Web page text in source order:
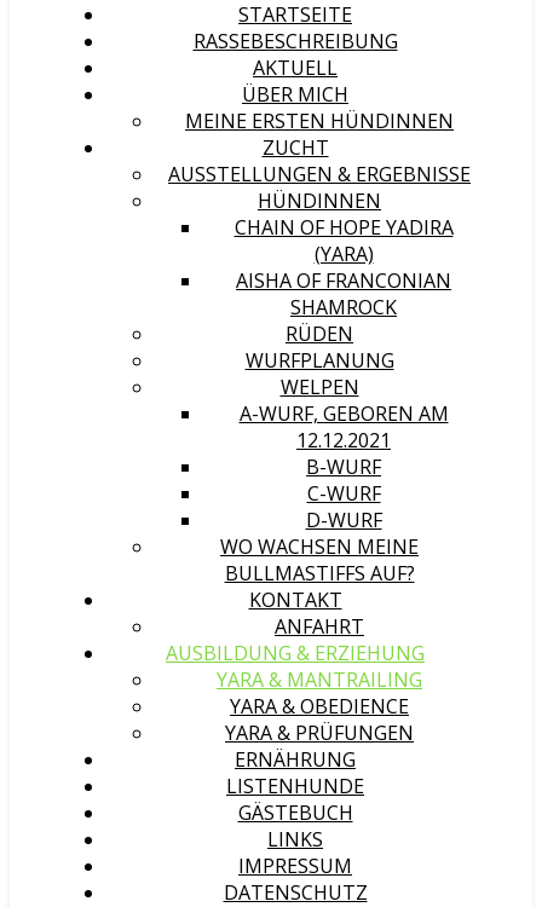
STARTSEITE
RASSEBESCHREIBUNG
AKTUELL
ÜBER MICH
MEINE ERSTEN HÜNDINNEN
ZUCHT
AUSSTELLUNGEN & ERGEBNISSE
HÜNDINNEN
CHAIN OF HOPE YADIRA
(YARA)
AISHA OF FRANCONIAN
SHAMROCK
RÜDEN
WURFPLANUNG
WELPEN
A-WURF, GEBOREN AM
12.12.2021
B-WURF
C-WURF
D-WURF
WO WACHSEN MEINE
BULLMASTIFFS AUF?
KONTAKT
ANFAHRT
AUSBILDUNG & ERZIEHUNG
YARA & MANTRAILING
YARA & OBEDIENCE
YARA & PRÜFUNGEN
ERNÄHRUNG
LISTENHUNDE
GÄSTEBUCH
LINKS
IMPRESSUM
DATENSCHUTZ